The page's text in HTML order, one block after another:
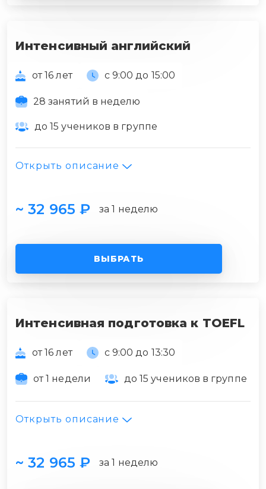
Интенсивный английский
от 16 лет с 9:00 до 15:00
28 занятий в неделю
до 15 учеников в группе
Открыть описание
~ 32 965 ₽ за 1 неделю
ВЫБРАТЬ
Интенсивная подготовка к TOEFL
от 16 лет с 9:00 до 13:30
от 1 недели до 15 учеников в группе
Открыть описание
~ 32 965 ₽ за 1 неделю